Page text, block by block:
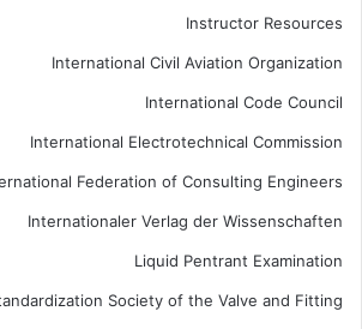
Instructor Resources
International Civil Aviation Organization
International Code Council
International Electrotechnical Commission
Federation of Consulting Engineers
Internationaler Verlag der Wissenschaften
Liquid Pentrant Examination
Society of the Valve and Fitting